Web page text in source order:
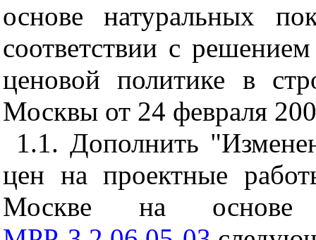
основе натуральных
соответствии с
ценовой политике в
Москвы от 24 февраля
1.1. Дополнить
цен на проектные
Москве на основе